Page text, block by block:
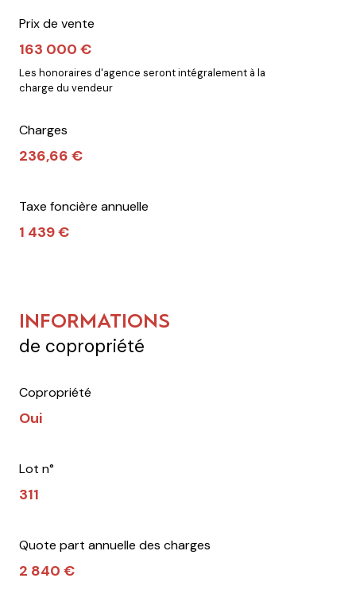
Prix de vente
163 000 €
Les honoraires d'agence seront intégralement à la
charge du vendeur
Charges
236,66 €
Taxe foncière annuelle
1 439 €
INFORMATIONS
de copropriété
Copropriété
Oui
Lot n°
311
Quote part annuelle des charges
2 840 €